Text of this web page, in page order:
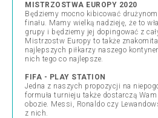
MISTRZOSTWA EUROPY 2020
Będziemy mocno kibicować
finału. Mamy wielką nadzieję, że to
grupy i będziemy jej dopingować z
Mistrzostw Europy to także
najlepszych piłkarzy naszego
nich tego co najlepsze.
FIFA - PLAY STATION
Jedna z naszych propozycji na
formuła turnieju także dostarczą
obozie. Messi, Ronaldo czy
z nich.